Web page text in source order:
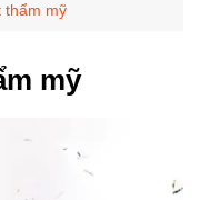
thẩm mỹ
mỹ